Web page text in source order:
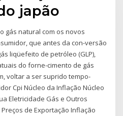
japão
gás natural com os novos
que antes da con-versão
liqüefeito de petróleo (GLP),
do forne-cimento de gás
voltar a ser suprido tempo-
Cpi Núcleo da Inflação Núcleo
Eletricidade Gás e Outros
de Exportação Inflação